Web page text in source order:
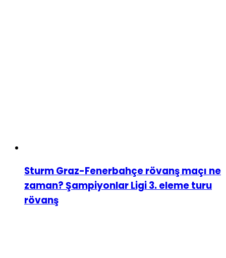
Sturm Graz-Fenerbahçe rövanş maçı ne
zaman? Şampiyonlar Ligi 3. eleme turu
rövanş